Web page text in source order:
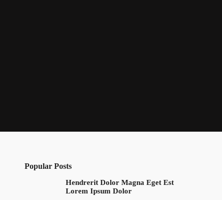
Popular Posts
Hendrerit Dolor Magna Eget Est
Lorem Ipsum Dolor